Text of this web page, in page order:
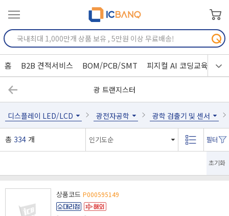
홈 B2B 견적서비스 BOM/PCB/SMT 피지컬 AI 코딩교육
광 트랜지스터
디스플레이 LED/LCD 광전자공학 광학 검출기 및 센서
총 334 개
초기화
상품코드 P000595149